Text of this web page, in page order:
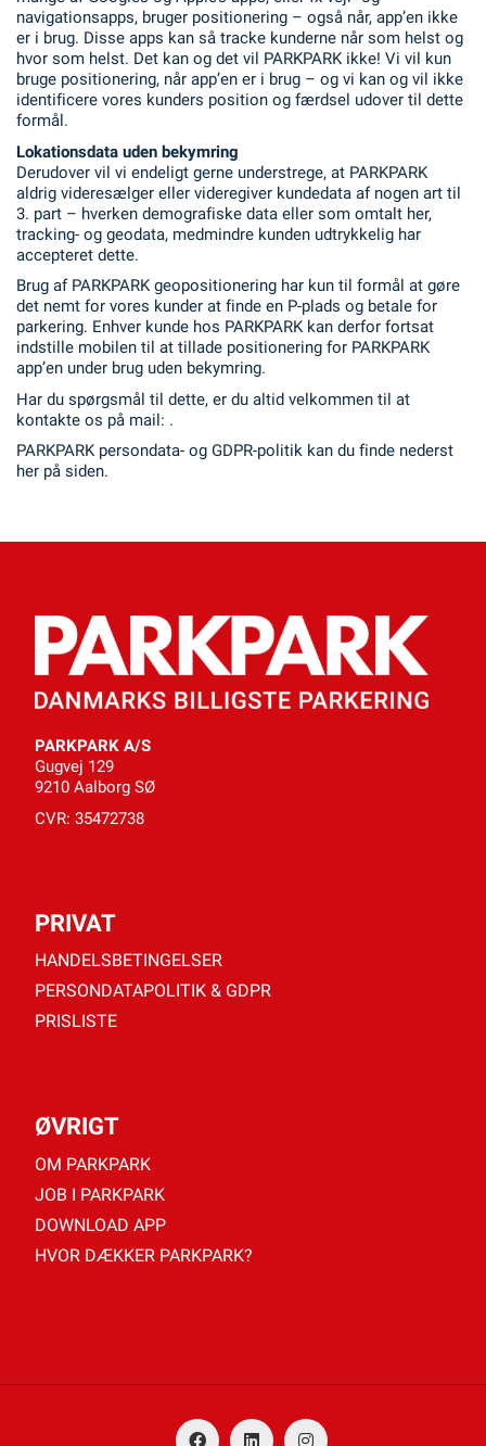
navigationsapps, bruger positionering – også når, app’en ikke
er i brug. Disse apps kan så tracke kunderne når som helst og
hvor som helst. Det kan og det vil PARKPARK ikke! Vi vil kun
bruge positionering, når app’en er i brug – og vi kan og vil ikke
identificere vores kunders position og færdsel udover til dette
formål.
Lokationsdata uden bekymring
Derudover vil vi endeligt gerne understrege, at PARKPARK
aldrig videresælger eller videregiver kundedata af nogen art til
3. part – hverken demografiske data eller som omtalt her,
tracking- og geodata, medmindre kunden udtrykkelig har
accepteret dette.
Brug af PARKPARK geopositionering har kun til formål at gøre
det nemt for vores kunder at finde en P-plads og betale for
parkering. Enhver kunde hos PARKPARK kan derfor fortsat
indstille mobilen til at tillade positionering for PARKPARK
app’en under brug uden bekymring.
Har du spørgsmål til dette, er du altid velkommen til at
kontakte os på mail: .
PARKPARK persondata- og GDPR-politik kan du finde nederst
her på siden.
PARKPARK A/S
Gugvej 129
9210 Aalborg SØ
CVR: 35472738
PRIVAT
HANDELSBETINGELSER
PERSONDATAPOLITIK & GDPR
PRISLISTE
ØVRIGT
OM PARKPARK
JOB I PARKPARK
DOWNLOAD APP
HVOR DÆKKER PARKPARK?